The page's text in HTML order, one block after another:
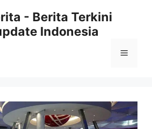
- Berita Terkini
Indonesia
Menu